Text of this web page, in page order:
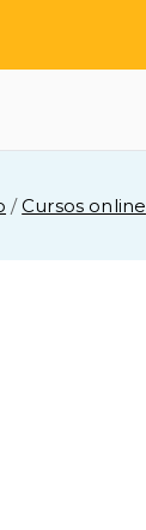
Cursos online